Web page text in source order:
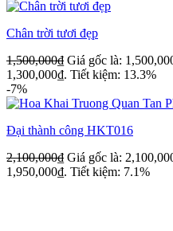
Chân trời tươi đẹp
1,500,000₫ Giá gốc là:
1,300,000₫. Tiết kiệm: 13.3%
-7%
Đại thành công HKT016
2,100,000₫ Giá gốc là:
1,950,000₫. Tiết kiệm: 7.1%